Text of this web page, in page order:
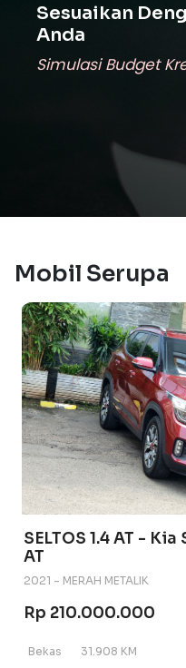
Sesuaikan
Anda
Simulasi Budget
Mobil Serupa
SELTOS 1.4 AT -
AT
2021 - MERAH METALIK
Rp 210.000.000
Bekas 31.908 KM